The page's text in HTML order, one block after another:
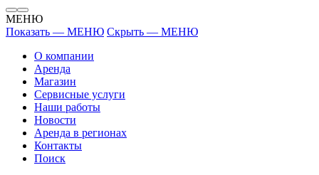
МЕНЮ
Показать — МЕНЮ Скрыть — МЕНЮ
О компании
Аренда
Магазин
Сервисные услуги
Наши работы
Новости
Аренда в регионах
Контакты
Поиск